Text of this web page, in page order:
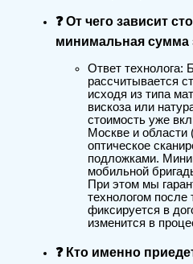
❓ От чего зависит
минимальная сумма
Ответ технолога:
рассчитывается
исходя из типа
вискоза или
стоимость уже
Москве и
оптическое
подложками.
мобильной
При этом мы
технологом после
фиксируется в
изменится в
❓ Кто именно